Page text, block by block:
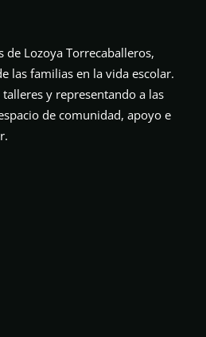
de Lozoya Torrecaballeros,
las familias en la vida escolar.
y representando a las
de comunidad, apoyo e